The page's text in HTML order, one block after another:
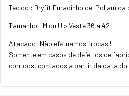
Tecido : Dryfit Furadinho de Poliamida
Tamanho : M ou U > Veste 36 a 42
Atacado: Não efetuamos trocas !
Somente em casos de defeitos de
corridos, contados a partir da data do